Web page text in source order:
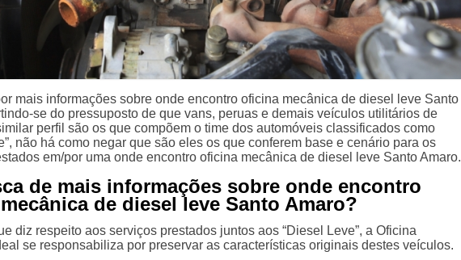
mais informações sobre onde encontro oficina mecânica de diesel leve Santo
se do pressuposto de que vans, peruas e demais veículos utilitários de
perfil são os que compõem o time dos automóveis classificados como
não há como negar que são eles os que conferem base e cenário para os
em/por uma onde encontro oficina mecânica de diesel leve Santo Amaro.
de mais informações sobre onde encontro
de diesel leve Santo Amaro?
diz respeito aos serviços prestados juntos aos “Diesel Leve”, a Oficina
se responsabiliza por preservar as características originais destes veículos.